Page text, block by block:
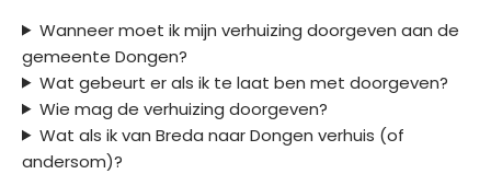
Wanneer moet ik mijn verhuizing doorgeven aan de
gemeente Dongen?
Wat gebeurt er als ik te laat ben met doorgeven?
Wie mag de verhuizing doorgeven?
Wat als ik van Breda naar Dongen verhuis (of
andersom)?